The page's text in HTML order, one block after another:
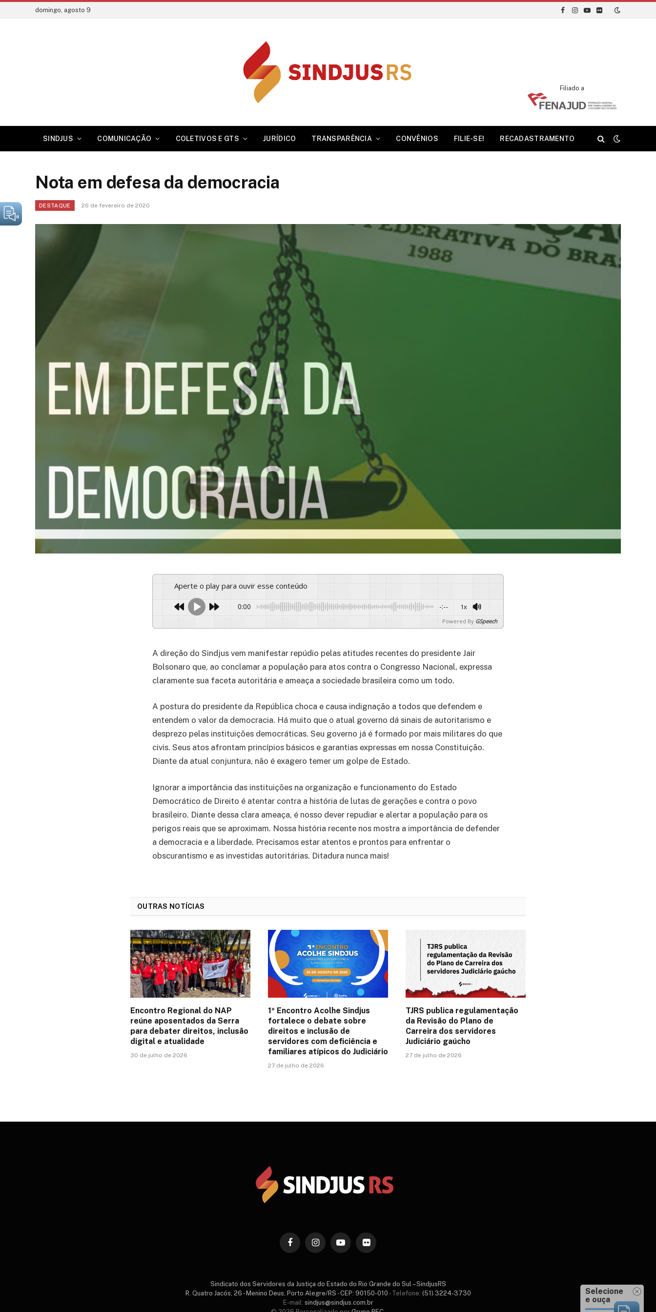
domingo, agosto 9
Facebook
Instagram
YouTube
Flickr
Filiado a
SINDJUS COMUNICAÇÃO COLETIVOS E GTS JURÍDICO TRANSPARÊNCIA CONVÊNIOS FILIE-SE! RECADASTRAMENTO
Nota em defesa da democracia
DESTAQUE 26 de fevereiro de 2020
Aperte o play para ouvir esse conteúdo
0:00 -:-- 1x
Powered By GSpeech
A direção do Sindjus vem manifestar repúdio pelas atitudes recentes do presidente Jair
Bolsonaro que, ao conclamar a população para atos contra o Congresso Nacional, expressa
claramente sua faceta autoritária e ameaça a sociedade brasileira como um todo.
A postura do presidente da República choca e causa indignação a todos que defendem e
entendem o valor da democracia. Há muito que o atual governo dá sinais de autoritarismo e
desprezo pelas instituições democráticas. Seu governo já é formado por mais militares do que
civis. Seus atos afrontam princípios básicos e garantias expressas em nossa Constituição.
Diante da atual conjuntura, não é exagero temer um golpe de Estado.
Ignorar a importância das instituições na organização e funcionamento do Estado
Democrático de Direito é atentar contra a história de lutas de gerações e contra o povo
brasileiro. Diante dessa clara ameaça, é nosso dever repudiar e alertar a população para os
perigos reais que se aproximam. Nossa história recente nos mostra a importância de defender
a democracia e a liberdade. Precisamos estar atentos e prontos para enfrentar o
obscurantismo e as investidas autoritárias. Ditadura nunca mais!
OUTRAS NOTÍCIAS
Encontro Regional do NAP
reúne aposentados da Serra
para debater direitos, inclusão
digital e atualidade
30 de julho de 2026
1º Encontro Acolhe Sindjus
fortalece o debate sobre
direitos e inclusão de
servidores com deficiência e
familiares atípicos do Judiciário
27 de julho de 2026
TJRS publica regulamentação
da Revisão do Plano de
Carreira dos servidores
Judiciário gaúcho
27 de julho de 2026
FacebookInstagramYouTubeFlickr
Sindicato dos Servidores da Justiça do Estado do Rio Grande do Sul – SindjusRS
R. Quatro Jacós, 26 - Menino Deus, Porto Alegre/RS - CEP: 90150-010 - Telefone: (51) 3224-3730
E-mail: sindjus@sindjus.com.br
Selecione
e ouça